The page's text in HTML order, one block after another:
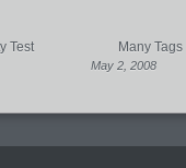
Test Many Tags
May 2, 2008